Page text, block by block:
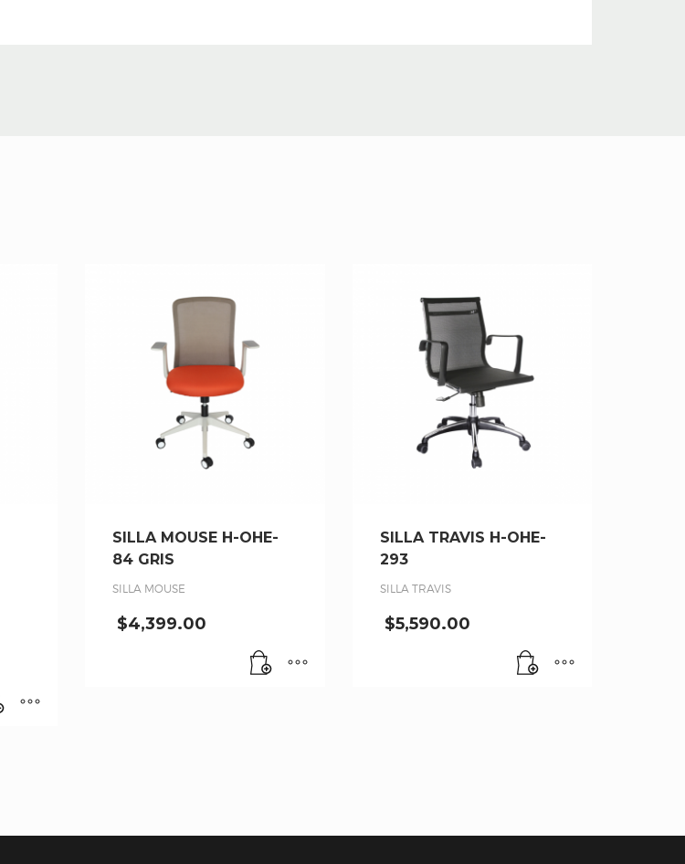
SILLA MOUSE H-OHE-
84 GRIS
SILLA MOUSE
$4,399.00
SILLA TRAVIS H-OHE-
293
SILLA TRAVIS
$5,590.00